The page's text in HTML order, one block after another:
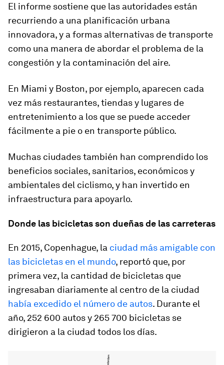
El informe sostiene que las autoridades están
recurriendo a una planificación urbana
innovadora, y a formas alternativas de transporte
como una manera de abordar el problema de la
congestión y la contaminación del aire.
En Miami y Boston, por ejemplo, aparecen cada
vez más restaurantes, tiendas y lugares de
entretenimiento a los que se puede acceder
fácilmente a pie o en transporte público.
Muchas ciudades también han comprendido los
beneficios sociales, sanitarios, económicos y
ambientales del ciclismo, y han invertido en
infraestructura para apoyarlo.
Donde las bicicletas son dueñas de las carreteras
En 2015, Copenhague, la ciudad más amigable con
las bicicletas en el mundo, reportó que, por
primera vez, la cantidad de bicicletas que
ingresaban diariamente al centro de la ciudad
había excedido el número de autos. Durante el
año, 252 600 autos y 265 700 bicicletas se
dirigieron a la ciudad todos los días.